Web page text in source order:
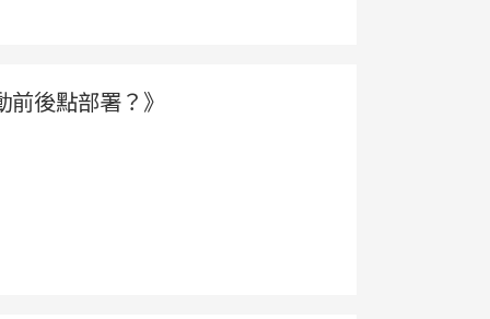
後點部署？》